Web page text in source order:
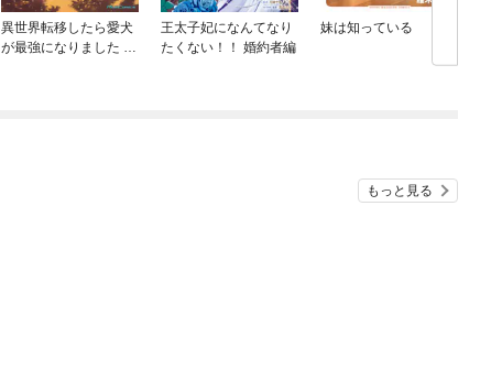
異世界転移したら愛犬
が最強になりました ～
王太子妃になんてなり
たくない！！ 婚約者編
妹は知っている
もっと見る